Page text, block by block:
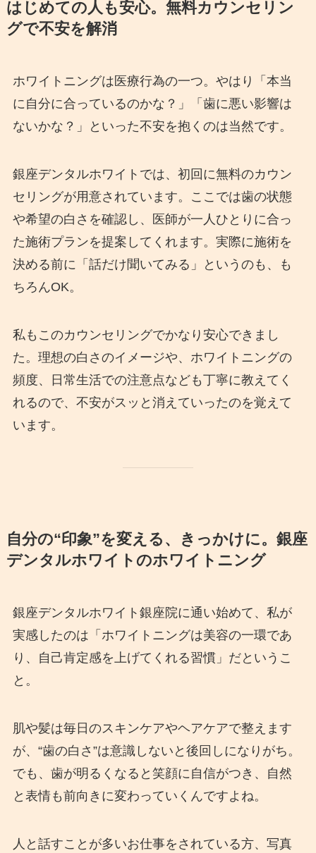
はじめての人も安心。無料カウンセリン
グで不安を解消
ホワイトニングは医療行為の一つ。やはり「本当
に自分に合っているのかな？」「歯に悪い影響は
ないかな？」といった不安を抱くのは当然です。
銀座デンタルホワイトでは、初回に無料のカウン
セリングが用意されています。ここでは歯の状態
や希望の白さを確認し、医師が一人ひとりに合っ
た施術プランを提案してくれます。実際に施術を
決める前に「話だけ聞いてみる」というのも、も
ちろんOK。
私もこのカウンセリングでかなり安心できまし
た。理想の白さのイメージや、ホワイトニングの
頻度、日常生活での注意点なども丁寧に教えてく
れるので、不安がスッと消えていったのを覚えて
います。
自分の“印象”を変える、きっかけに。銀座
デンタルホワイトのホワイトニング
銀座デンタルホワイト銀座院に通い始めて、私が
実感したのは「ホワイトニングは美容の一環であ
り、自己肯定感を上げてくれる習慣」だというこ
と。
肌や髪は毎日のスキンケアやヘアケアで整えます
が、“歯の白さ”は意識しないと後回しになりがち。
でも、歯が明るくなると笑顔に自信がつき、自然
と表情も前向きに変わっていくんですよね。
人と話すことが多いお仕事をされている方、写真